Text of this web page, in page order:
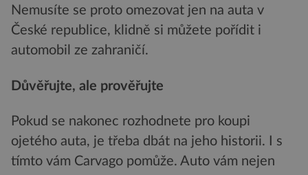
Nemusíte se proto omezovat jen na auta v
České republice, klidně si můžete pořídit i
automobil ze zahraničí.
Důvěřujte, ale prověřujte
Pokud se nakonec rozhodnete pro koupi
ojetého auta, je třeba dbát na jeho historii. I s
tímto vám Carvago pomůže. Auto vám nejen